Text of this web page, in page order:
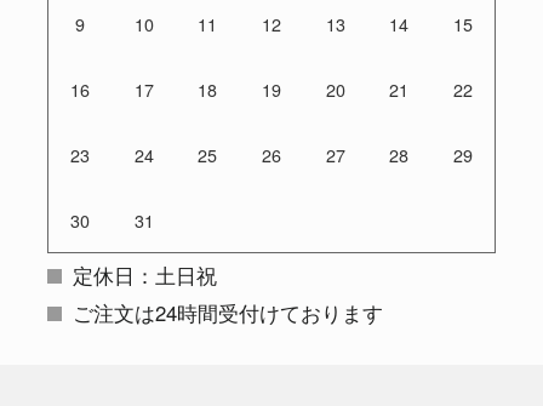
9 10 11 12 13 14 15
16 17 18 19 20 21 22
23 24 25 26 27 28 29
30 31
定休日：土日祝
ご注文は24時間受付けております